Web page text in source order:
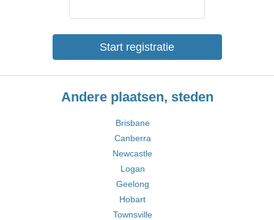
Start registratie
Andere plaatsen, steden
Brisbane
Canberra
Newcastle
Logan
Geelong
Hobart
Townsville